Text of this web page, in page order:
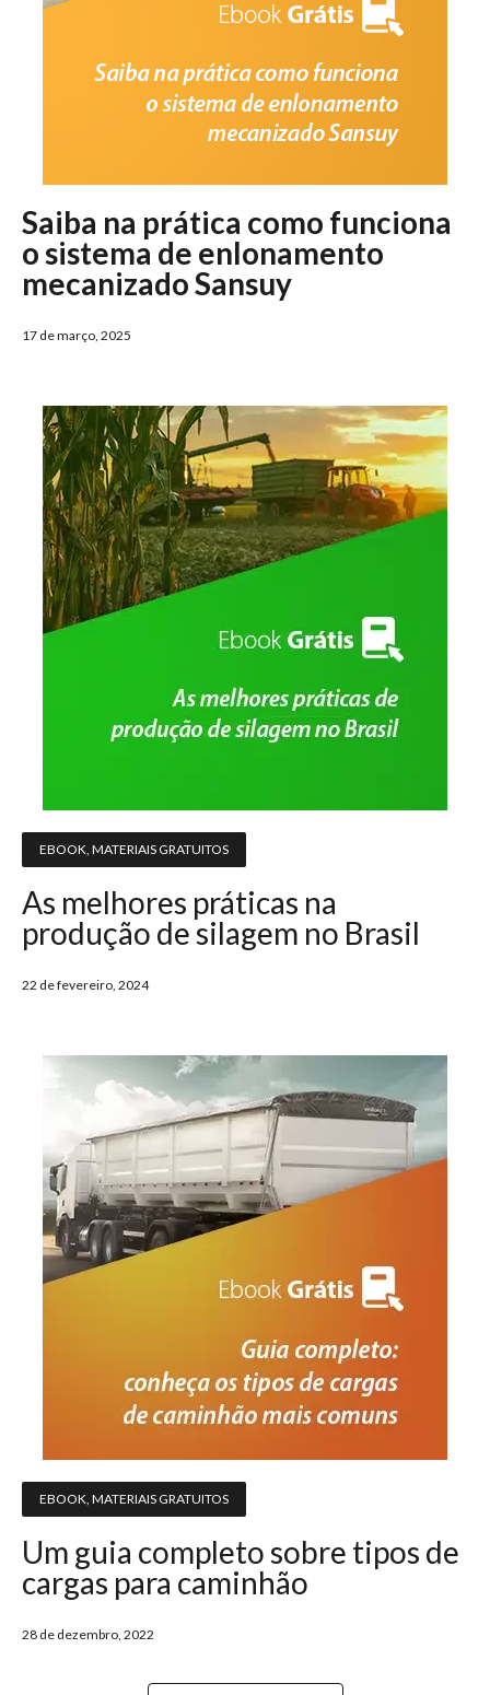
Saiba na prática como funciona
o sistema de enlonamento
mecanizado Sansuy
17 de março, 2025
EBOOK MATERIAIS GRATUITOS
As melhores práticas na
produção de silagem no Brasil
22 de fevereiro, 2024
EBOOK MATERIAIS GRATUITOS
Um guia completo sobre tipos de
cargas para caminhão
28 de dezembro, 2022